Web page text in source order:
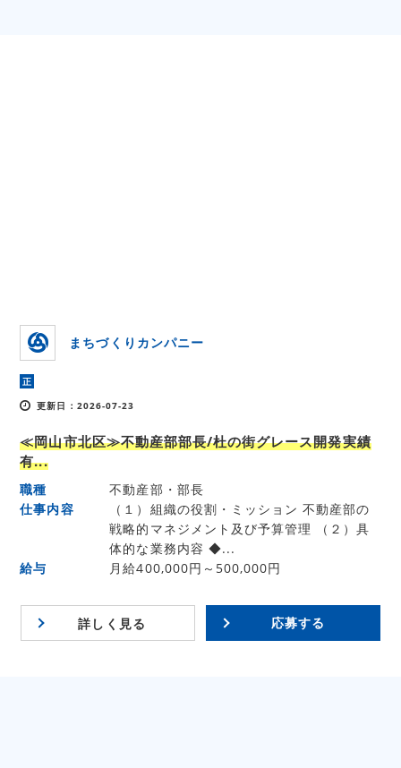
まちづくりカンパニー
正
更新日：2026-07-23
≪岡山市北区≫不動産部部長/杜の街グレース開発実績
有...
職種
不動産部・部長
仕事内容
（１）組織の役割・ミッション 不動産部の
戦略的マネジメント及び予算管理 （２）具
体的な業務内容 ◆...
給与
月給400,000円～500,000円
詳しく見る 応募する